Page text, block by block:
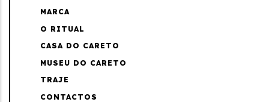
MARCA
O RITUAL
CASA DO CARETO
MUSEU DO CARETO
TRAJE
CONTACTOS